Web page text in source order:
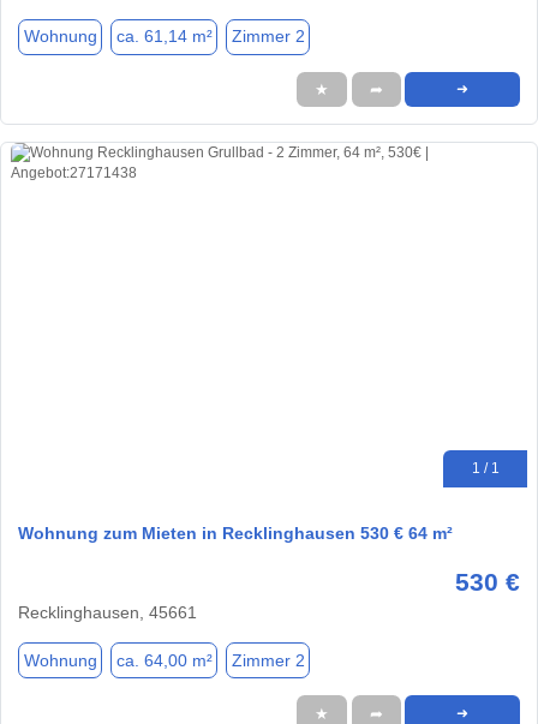
Wohnung ca. 61,14 m² Zimmer 2
★ ➦ ➜
1 / 1
Wohnung zum Mieten in Recklinghausen 530 € 64 m²
530 €
Recklinghausen, 45661
Wohnung ca. 64,00 m² Zimmer 2
★ ➦ ➜